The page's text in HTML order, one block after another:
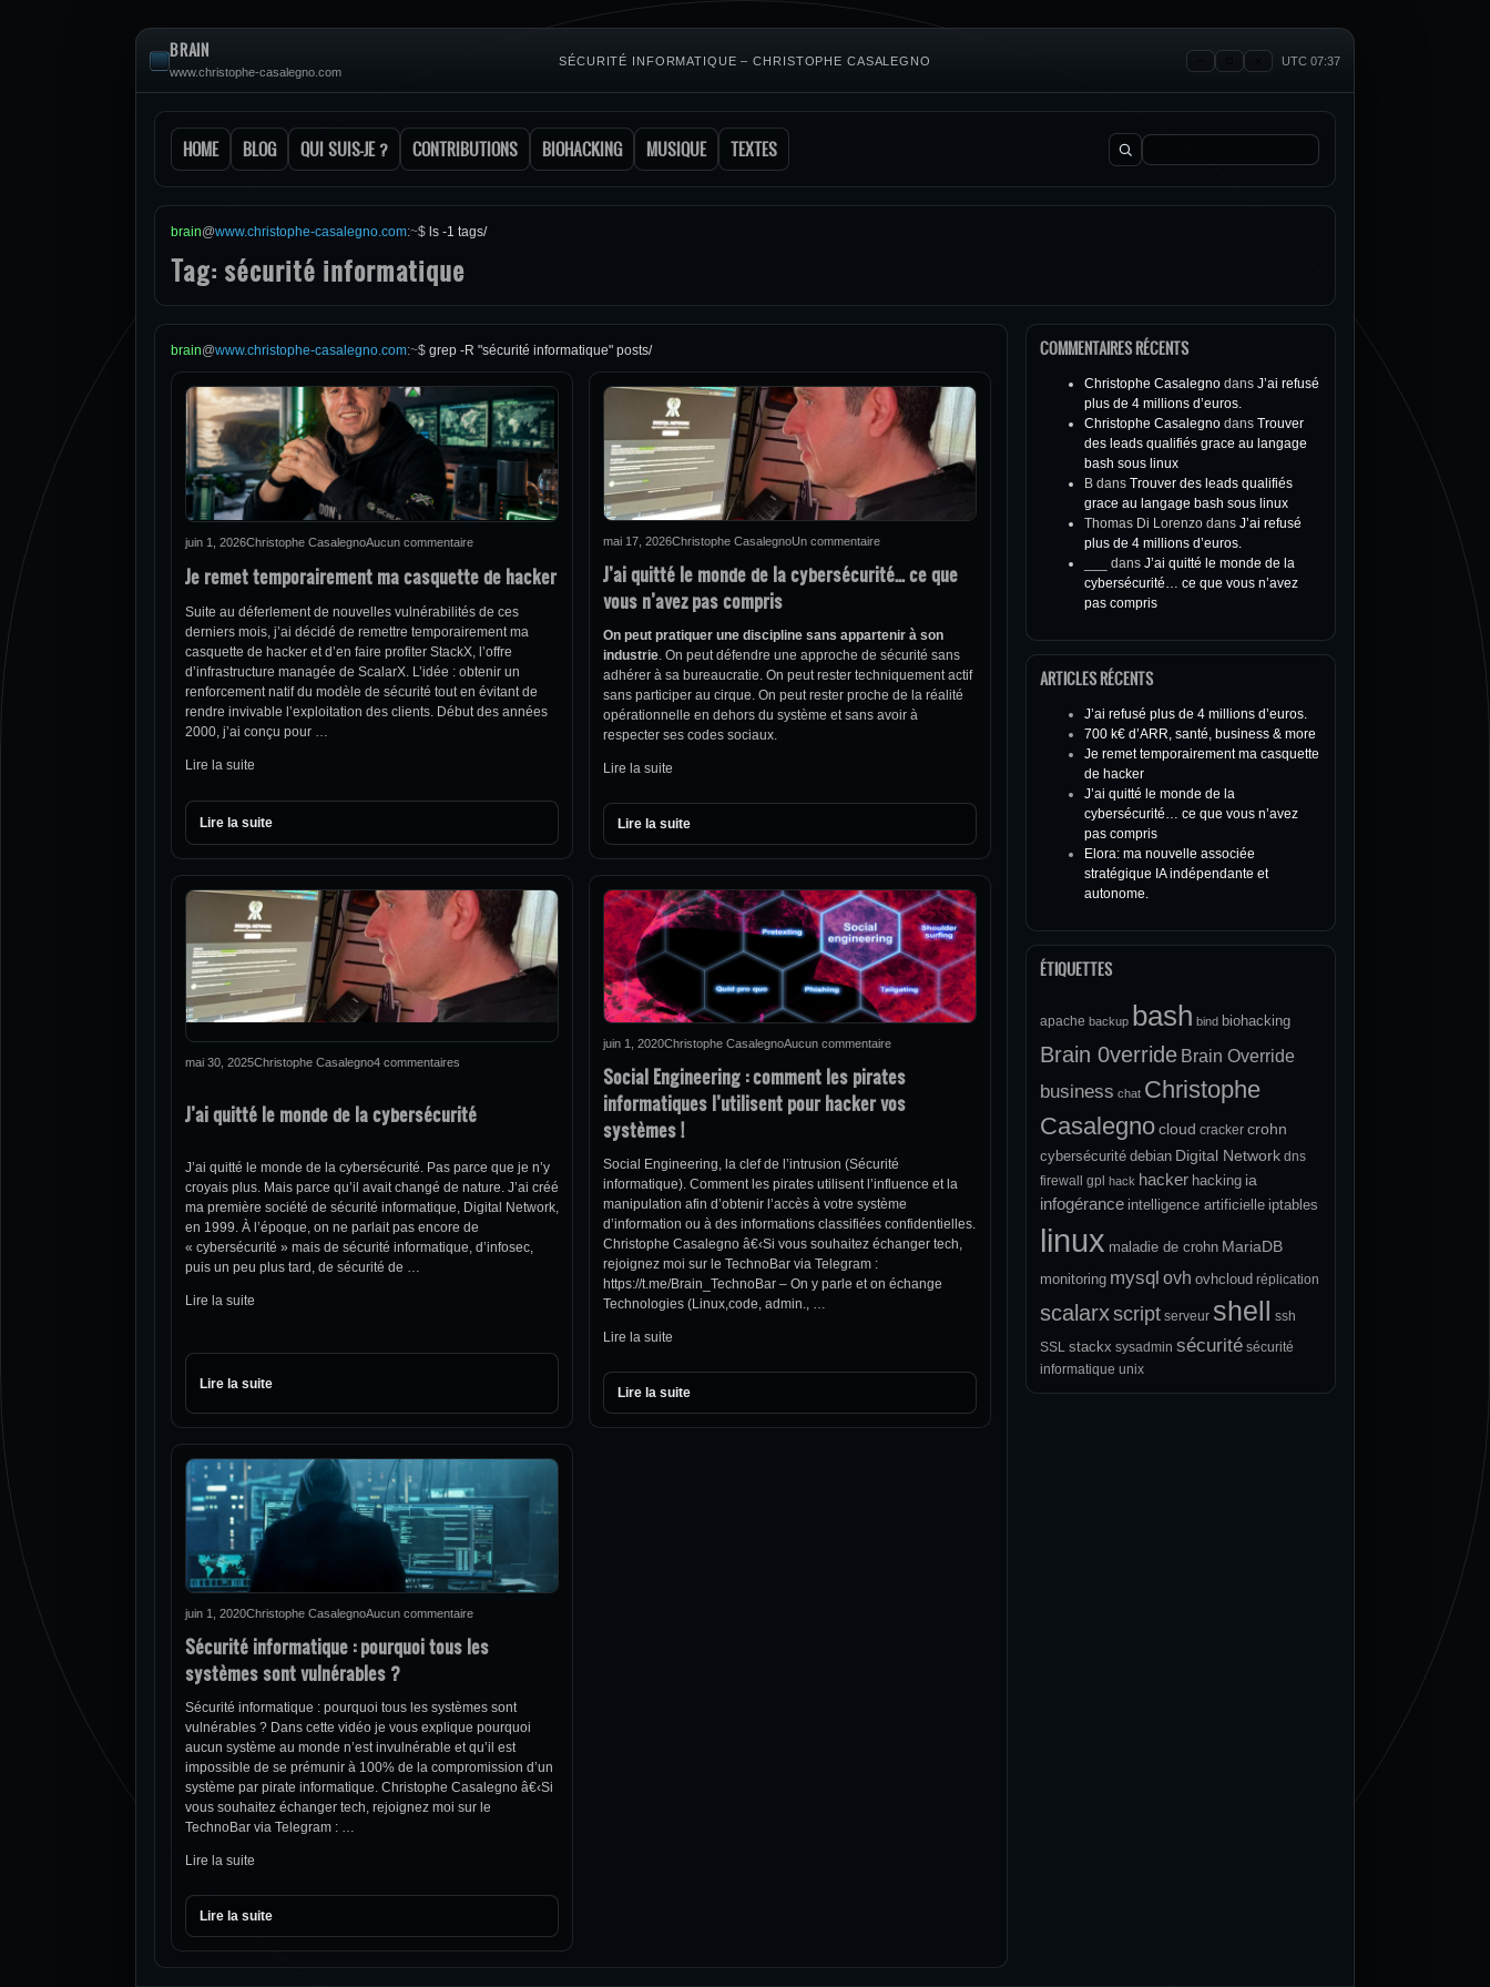
BRAIN
www.christophe-casalegno.com
SÉCURITÉ INFORMATIQUE – CHRISTOPHE CASALEGNO UTC 07:37
HOME BLOG QUI SUIS-JE ? CONTRIBUTIONS BIOHACKING MUSIQUE TEXTES Rechercher :
brain@www.christophe-casalegno.com:~$ ls -1 tags/
Tag: sécurité informatique
brain@www.christophe-casalegno.com:~$ grep -R "sécurité informatique" posts/
juin 1, 2026Christophe CasalegnoAucun commentaire
Je remet temporairement ma casquette de hacker
Suite au déferlement de nouvelles vulnérabilités de ces
derniers mois, j’ai décidé de remettre temporairement ma
casquette de hacker et d’en faire profiter StackX, l’offre
d’infrastructure managée de ScalarX. L’idée : obtenir un
renforcement natif du modèle de sécurité tout en évitant de
rendre invivable l’exploitation des clients. Début des années
2000, j’ai conçu pour …
Lire la suite
Lire la suite
mai 17, 2026Christophe CasalegnoUn commentaire
J’ai quitté le monde de la cybersécurité… ce que
vous n’avez pas compris
On peut pratiquer une discipline sans appartenir à son
industrie . On peut défendre une approche de sécurité sans
adhérer à sa bureaucratie. On peut rester techniquement actif
sans participer au cirque. On peut rester proche de la réalité
opérationnelle en dehors du système et sans avoir à
respecter ses codes sociaux.
Lire la suite
Lire la suite
mai 30, 2025Christophe Casalegno4 commentaires
J’ai quitté le monde de la cybersécurité
J’ai quitté le monde de la cybersécurité. Pas parce que je n’y
croyais plus. Mais parce qu’il avait changé de nature. J’ai créé
ma première société de sécurité informatique, Digital Network,
en 1999. À l’époque, on ne parlait pas encore de
« cybersécurité » mais de sécurité informatique, d’infosec,
puis un peu plus tard, de sécurité de …
Lire la suite
Lire la suite
juin 1, 2020Christophe CasalegnoAucun commentaire
Social Engineering : comment les pirates
informatiques l’utilisent pour hacker vos
systèmes !
Social Engineering, la clef de l’intrusion (Sécurité
informatique). Comment les pirates utilisent l’influence et la
manipulation afin d’obtenir l’accès à votre système
d’information ou à des informations classifiées confidentielles.
Christophe Casalegno â€‹Si vous souhaitez échanger tech,
rejoignez moi sur le TechnoBar via Telegram :
https://t.me/Brain_TechnoBar – On y parle et on échange
Technologies (Linux,code, admin., …
Lire la suite
Lire la suite
juin 1, 2020Christophe CasalegnoAucun commentaire
Sécurité informatique : pourquoi tous les
systèmes sont vulnérables ?
Sécurité informatique : pourquoi tous les systèmes sont
vulnérables ? Dans cette vidéo je vous explique pourquoi
aucun système au monde n’est invulnérable et qu’il est
impossible de se prémunir à 100% de la compromission d’un
système par pirate informatique. Christophe Casalegno â€‹Si
vous souhaitez échanger tech, rejoignez moi sur le
TechnoBar via Telegram : …
Lire la suite
Lire la suite
COMMENTAIRES RÉCENTS
Christophe Casalegno dans J’ai refusé
plus de 4 millions d’euros.
Christophe Casalegno dans Trouver
des leads qualifiés grace au langage
bash sous linux
B dans Trouver des leads qualifiés
grace au langage bash sous linux
Thomas Di Lorenzo dans J’ai refusé
plus de 4 millions d’euros.
dans J’ai quitté le monde de la
cybersécurité… ce que vous n’avez
pas compris
ARTICLES RÉCENTS
J’ai refusé plus de 4 millions d’euros.
700 k€ d’ARR, santé, business & more
Je remet temporairement ma casquette
de hacker
J’ai quitté le monde de la
cybersécurité… ce que vous n’avez
pas compris
Elora: ma nouvelle associée
stratégique IA indépendante et
autonome.
ÉTIQUETTES
apache backup bash bind biohacking
Brain 0verride Brain Override
business chat Christophe
Casalegnocloud cracker crohn
cybersécurité debian Digital Network dns
firewall
gpl hack hacker hacking ia
infogérance intelligence artificielle iptables
linux maladie de crohn MariaDB
monitoring mysql ovh ovhcloud réplication
scalarxscript serveur shell
ssh
SSL stackx sysadmin sécurité sécurité
informatique unix